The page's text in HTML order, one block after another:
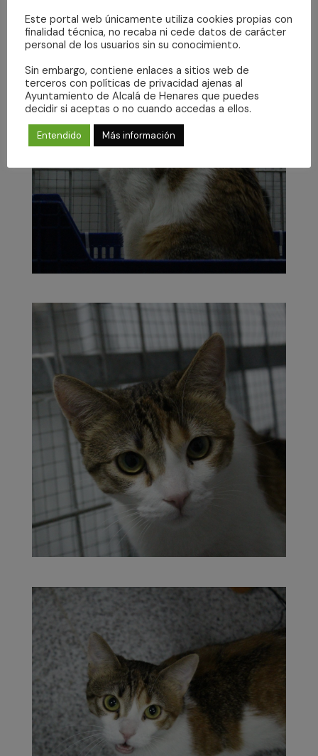
Este portal web únicamente utiliza cookies propias con
finalidad técnica, no recaba ni cede datos de carácter
personal de los usuarios sin su conocimiento.
Sin embargo, contiene enlaces a sitios web de
terceros con políticas de privacidad ajenas al
Ayuntamiento de Alcalá de Henares que puedes
decidir si aceptas o no cuando accedas a ellos.
Entendido Más información